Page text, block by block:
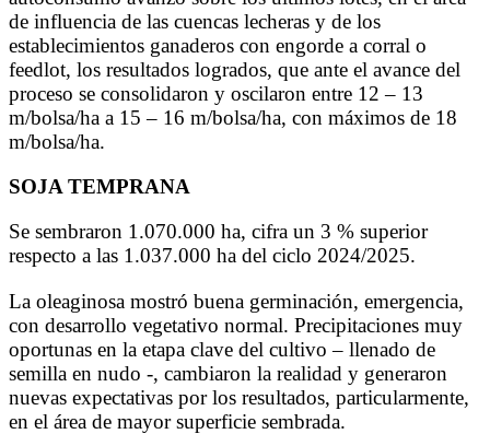
de influencia de las cuencas lecheras y de los
establecimientos ganaderos con engorde a corral o
feedlot, los resultados logrados, que ante el avance del
proceso se consolidaron y oscilaron entre 12 – 13
m/bolsa/ha a 15 – 16 m/bolsa/ha, con máximos de 18
m/bolsa/ha.
SOJA TEMPRANA
Se sembraron 1.070.000 ha, cifra un 3 % superior
respecto a las 1.037.000 ha del ciclo 2024/2025.
La oleaginosa mostró buena germinación, emergencia,
con desarrollo vegetativo normal. Precipitaciones muy
oportunas en la etapa clave del cultivo – llenado de
semilla en nudo -, cambiaron la realidad y generaron
nuevas expectativas por los resultados, particularmente,
en el área de mayor superficie sembrada.